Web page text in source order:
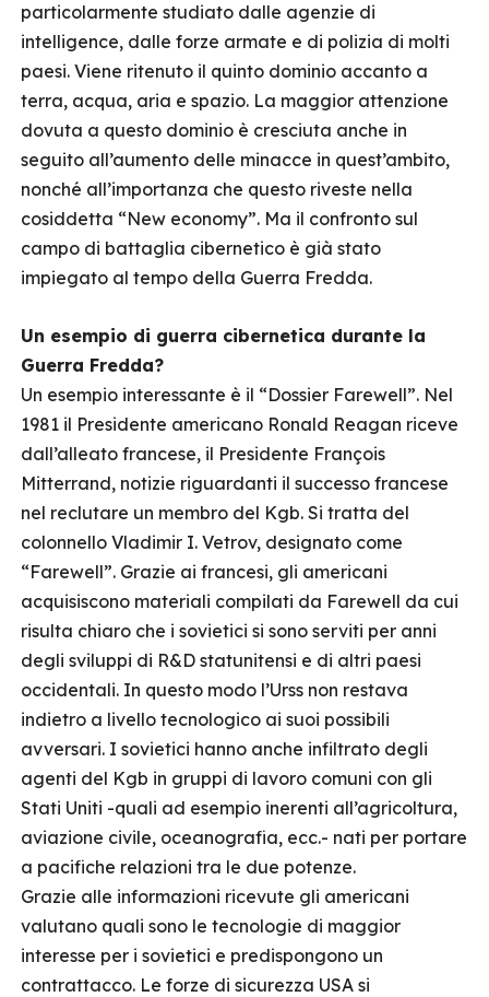
particolarmente studiato dalle agenzie di
intelligence, dalle forze armate e di polizia di molti
paesi. Viene ritenuto il quinto dominio accanto a
terra, acqua, aria e spazio. La maggior attenzione
dovuta a questo dominio è cresciuta anche in
seguito all’aumento delle minacce in quest’ambito,
nonché all’importanza che questo riveste nella
cosiddetta “New economy”. Ma il confronto sul
campo di battaglia cibernetico è già stato
impiegato al tempo della Guerra Fredda.
Un esempio di guerra cibernetica durante la
Guerra Fredda?
Un esempio interessante è il “Dossier Farewell”. Nel
1981 il Presidente americano Ronald Reagan riceve
dall’alleato francese, il Presidente François
Mitterrand, notizie riguardanti il successo francese
nel reclutare un membro del Kgb. Si tratta del
colonnello Vladimir I. Vetrov, designato come
“Farewell”. Grazie ai francesi, gli americani
acquisiscono materiali compilati da Farewell da cui
risulta chiaro che i sovietici si sono serviti per anni
degli sviluppi di R&D statunitensi e di altri paesi
occidentali. In questo modo l’Urss non restava
indietro a livello tecnologico ai suoi possibili
avversari. I sovietici hanno anche infiltrato degli
agenti del Kgb in gruppi di lavoro comuni con gli
Stati Uniti -quali ad esempio inerenti all’agricoltura,
aviazione civile, oceanografia, ecc.- nati per portare
a pacifiche relazioni tra le due potenze.
Grazie alle informazioni ricevute gli americani
valutano quali sono le tecnologie di maggior
interesse per i sovietici e predispongono un
contrattacco. Le forze di sicurezza USA si